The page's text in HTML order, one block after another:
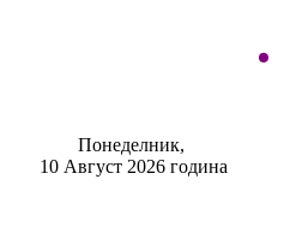
Понеделник,
10 Август 2026 година